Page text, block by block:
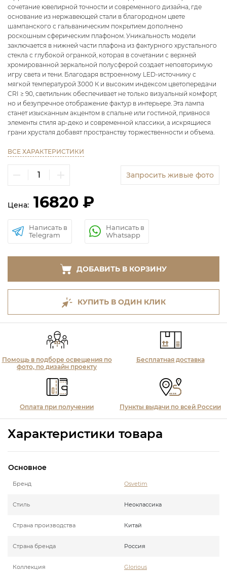
сочетание ювелирной точности и современного дизайна, где
основание из нержавеющей стали в благородном цвете
шампанского с гальваническим покрытием дополнено
роскошным сферическим плафоном. Уникальность модели
заключается в нижней части плафона из фактурного хрустального
стекла с глубокой огранкой, которая в сочетании с верхней
хромированной зеркальной полусферой создает неповторимую
игру света и тени. Благодаря встроенному LED-источнику с
мягкой температурой 3000 К и высоким индексом цветопередачи
CRI ≥ 90, светильник обеспечивает не только визуальный комфорт,
но и безупречное отображение фактур в интерьере. Эта лампа
станет изысканным акцентом в спальне или гостиной, привнося
элементы стиля ар-деко и современной классики, а искрящиеся
грани хрусталя добавят пространству торжественности и объема.
ВСЕ ХАРАКТЕРИСТИКИ
Запросить живые фото
Цена: 16820 ₽
Написать в
Telegram
Написать в
Whatsapp
ДОБАВИТЬ В КОРЗИНУ
КУПИТЬ В ОДИН КЛИК
Помощь в подборе освещения по
фото, по дизайн проекту
Бесплатная доставка
Оплата при получении Пункты выдачи по всей России
Характеристики товара
Основное
Бренд Osvetim
Стиль Неоклассика
Страна производства Китай
Страна бренда Россия
Коллекция Glorious